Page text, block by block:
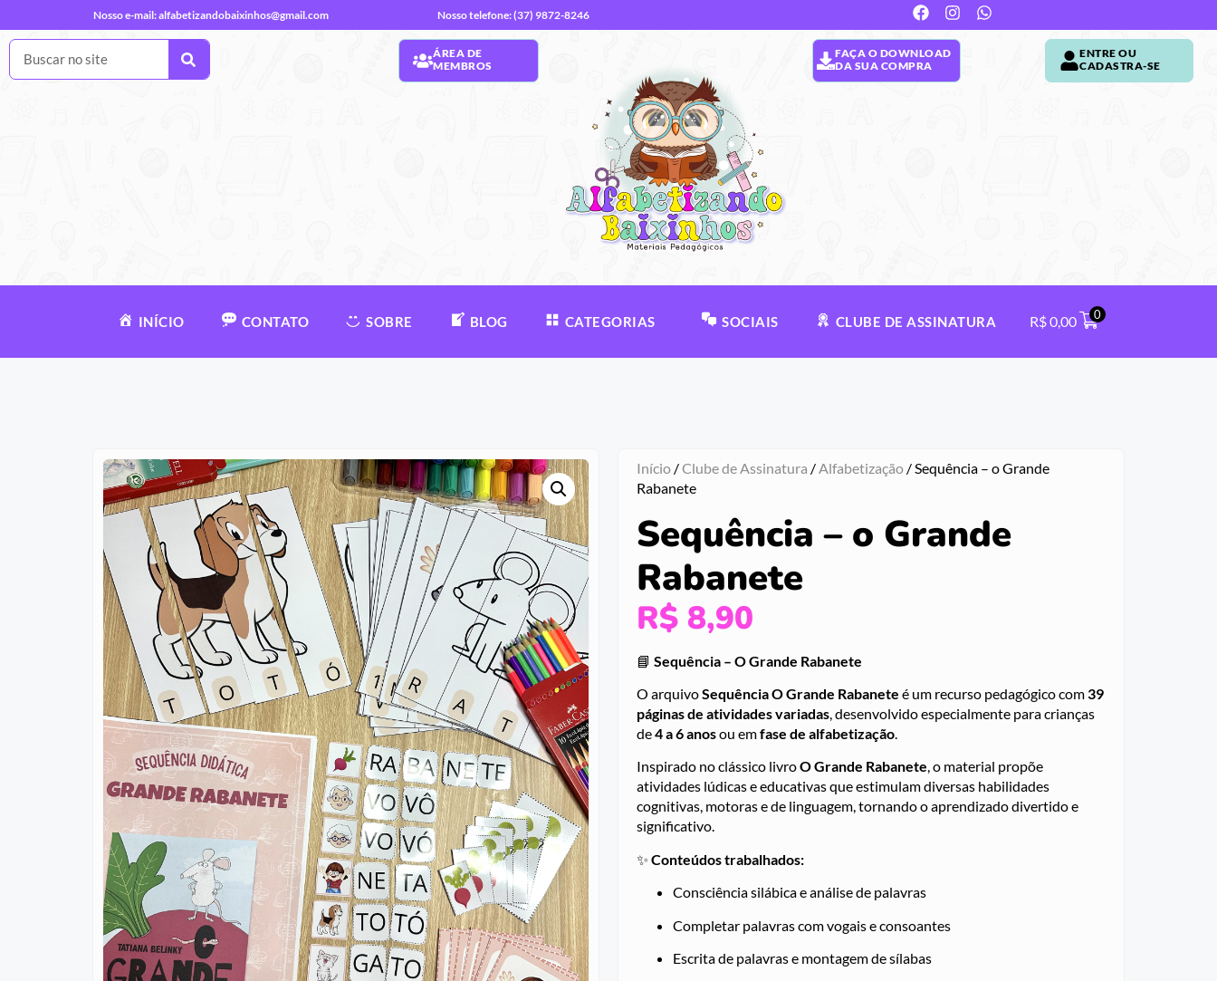
Nosso e-mail:alfabetizandobaixinhos@gmail.com Nosso telefone: (37) 9872-8246
ÁREA DE
MEMBROS
FAÇA O DOWNLOAD
DA SUA COMPRA
ENTRE OU
CADASTRA-SE
INÍCIO CONTATO SOBRE BLOG CATEGORIAS SOCIAIS CLUBE DE ASSINATURA R$0,00 0
Início/Clube de Assinatura /Alfabetização/ Sequência – o Grande
Rabanete
Sequência – o Grande
Rabanete
R$8,90
📘 Sequência – O Grande Rabanete
O arquivoSequência O Grande Rabanete é um recurso pedagógico com39
páginas de atividades variadas, desenvolvido especialmente para crianças
de4 a 6 anosou emfase de alfabetização.
Inspirado no clássico livroO Grande Rabanete, o material propõe
atividades lúdicas e educativas que estimulam diversas habilidades
cognitivas, motoras e de linguagem, tornando o aprendizado divertido e
significativo.
✨ Conteúdos trabalhados:
Consciência silábica e análise de palavras
Completar palavras com vogais e consoantes
Escrita de palavras e montagem de sílabas